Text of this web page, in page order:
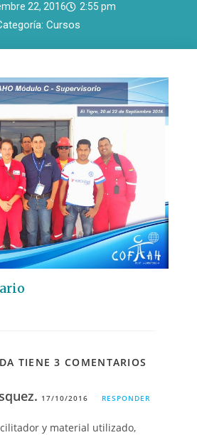
22, 2016 2:55 pm
Cursos
TIENE 3 COMENTARIOS
17/10/2016 RESPONDER
y material utilizado,